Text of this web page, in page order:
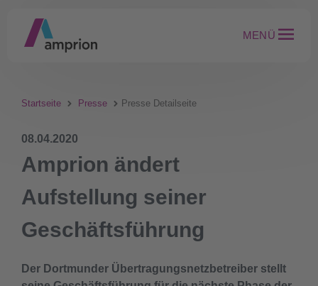
MENÜ
Startseite Presse Presse Detailseite
08.04.2020
Amprion ändert
Aufstellung seiner
Geschäftsführung
Der Dortmunder Übertragungsnetzbetreiber stellt